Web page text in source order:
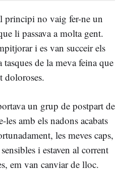
principi no vaig fer-ne un
li passava a molta gent.
i es van succeir els
de la meva feina que
doloroses.
un grup de postpart de
les amb els nadons acabats
les meves caps,
i estaven al corrent
em van canviar de lloc.